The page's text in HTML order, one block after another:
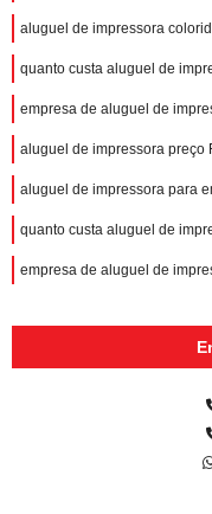
aluguel de impressora
quanto custa aluguel de
empresa de aluguel de
aluguel de impressora preço
aluguel de impressora para
quanto custa aluguel de
empresa de aluguel de